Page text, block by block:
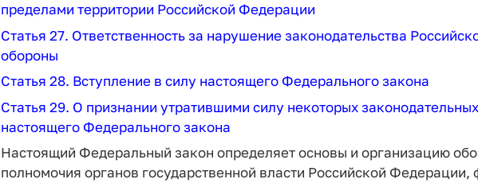
пределами территории Российской Федерации
Статья 27. Ответственность за нарушение законодательства
обороны
Статья 28. Вступление в силу настоящего Федерального закона
Статья 29. О признании утратившими силу некоторых
настоящего Федерального закона
Настоящий Федеральный закон определяет основы и организацию
полномочия органов государственной власти Российской Федерации,